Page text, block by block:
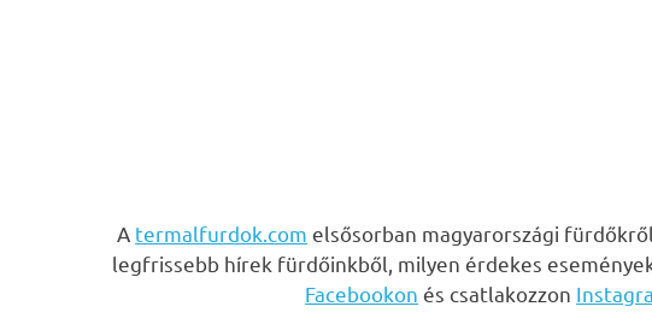
A termalfurdok.com elsősorban magyarországi
legfrissebb hírek fürdőinkből, milyen érdekes
Facebookon és csatlakozzon